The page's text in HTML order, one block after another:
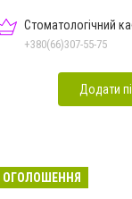
Стоматологічний
+380(66)307-55-75
Додати
ОГОЛОШЕННЯ